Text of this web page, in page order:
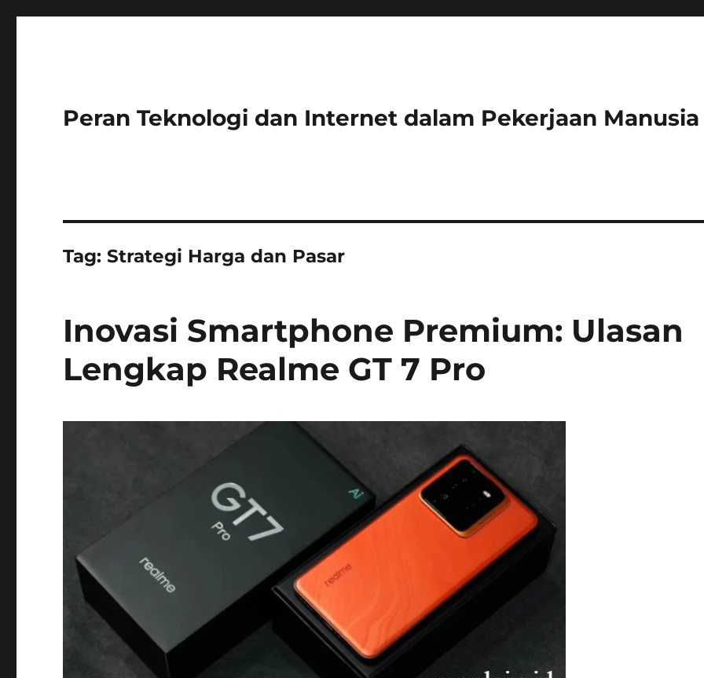
Peran Teknologi dan Internet dalam Pekerjaan Manusia
Tag:Strategi Harga dan Pasar
Inovasi Smartphone Premium: Ulasan
Lengkap Realme GT 7 Pro